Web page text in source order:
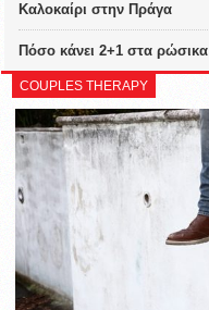
Καλοκαίρι στην Πράγα
Πόσο κάνει 2+1 στα ρώσικα
COUPLES THERAPY